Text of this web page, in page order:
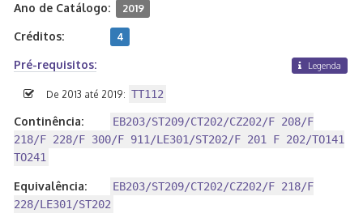
Ano de Catálogo: 2019
Créditos: 4
Pré-requisitos: Legenda
De 2013 até 2019: TT112
Continência:
EB203/ST209/CT202/CZ202/F 208/F
218/F 228/F 300/F 911/LE301/ST202/F 201 F 202/TO141
TO241
Equivalência:
EB203/ST209/CT202/CZ202/F 218/F
228/LE301/ST202